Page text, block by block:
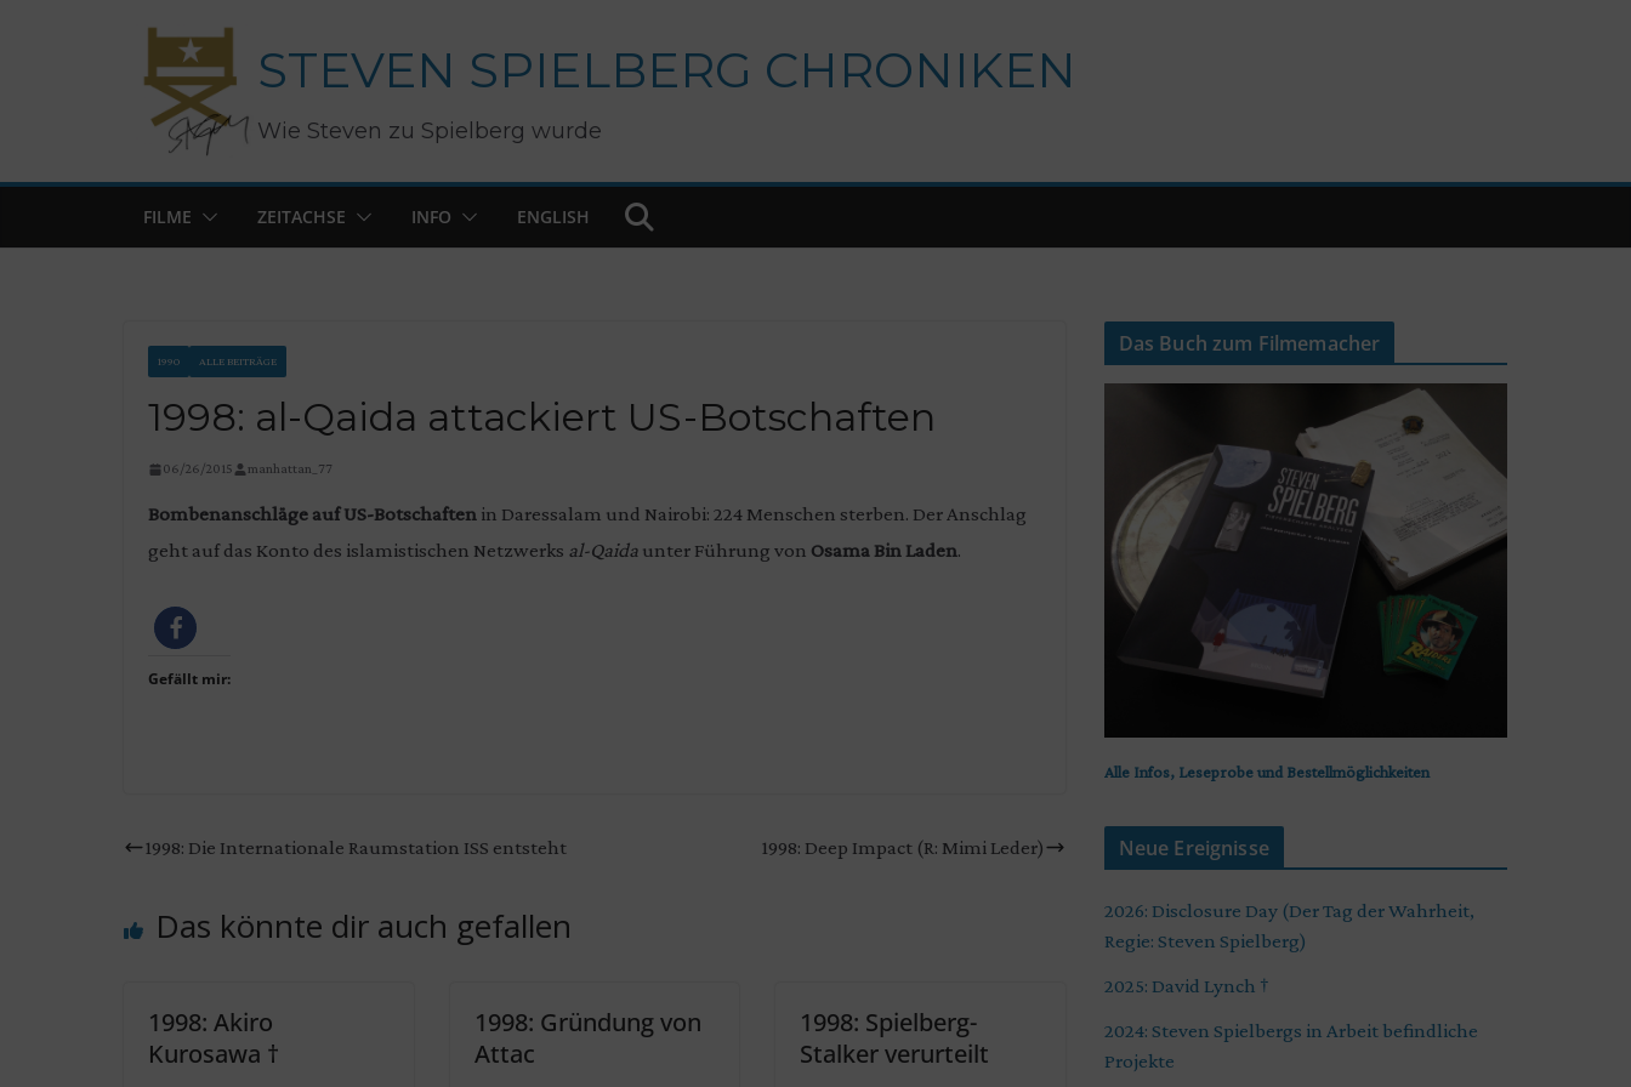
STEVEN SPIELBERG CHRONIKEN
Wie Steven zu Spielberg wurde
FILME ZEITACHSE INFO ENGLISH
1990 ALLE BEITRÄGE
1998: al-Qaida attackiert US-Botschaften
06/26/2015 manhattan_77
Bombenanschläge auf US-Botschaften in Daressalam und Nairobi: 224 Menschen sterben. Der Anschlag
geht auf das Konto des islamistischen Netzwerks al-Qaida unter Führung von Osama Bin Laden.
Gefällt mir:
1998: Die Internationale Raumstation ISS entsteht 1998: Deep Impact (R: Mimi Leder)
Das könnte dir auch gefallen
1998: Akiro
Kurosawa †
1998: Gründung von
Attac
1998: Spielberg-
Stalker verurteilt
Das Buch zum Filmemacher
Alle Infos, Leseprobe und Bestellmöglichkeiten
Neue Ereignisse
2026: Disclosure Day (Der Tag der Wahrheit,
Regie: Steven Spielberg)
2025: David Lynch †
2024: Steven Spielbergs in Arbeit befindliche
Projekte